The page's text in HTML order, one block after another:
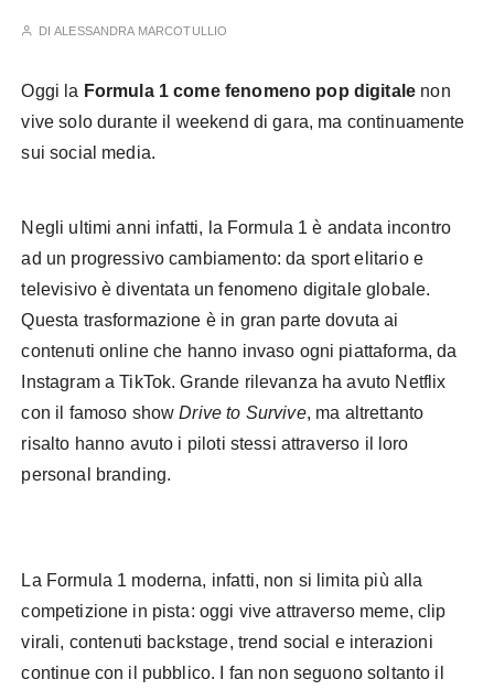
DIALESSANDRA MARCOTULLIO
Oggi la Formula 1 come fenomeno pop digitale non
vive solo durante il weekend di gara, ma continuamente
sui social media.
Negli ultimi anni infatti, la Formula 1 è andata incontro
ad un progressivo cambiamento: da sport elitario e
televisivo è diventata un fenomeno digitale globale.
Questa trasformazione è in gran parte dovuta ai
contenuti online che hanno invaso ogni piattaforma, da
Instagram a TikTok. Grande rilevanza ha avuto Netflix
con il famoso showDrive to Survive, ma altrettanto
risalto hanno avuto i piloti stessi attraverso il loro
personal branding.
La Formula 1 moderna, infatti, non si limita più alla
competizione in pista: oggi vive attraverso meme, clip
virali, contenuti backstage, trend social e interazioni
continue con il pubblico. I fan non seguono soltanto il